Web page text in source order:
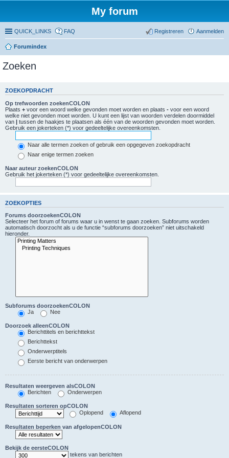
My forum
QUICK_LINKS FAQ Aanmelden
Registreren
Forumindex
Zoeken
ZOEKOPDRACHT
Op trefwoorden zoekenCOLON
Plaats + voor een woord welke gevonden moet worden en plaats - voor een woord
welke niet gevonden moet worden. U kunt een lijst van woorden verdelen doormiddel
van | tussen de haakjes te plaatsen als één van de woorden gevonden moet worden.
Gebruik een jokerteken (*) voor gedeeltelijke overeenkomsten.
Naar alle termen zoeken of gebruik een opgegeven zoekopdracht
Naar enige termen zoeken
Naar auteur zoekenCOLON
Gebruik het jokerteken (*) voor gedeeltelijke overeenkomsten.
ZOEKOPTIES
Forums doorzoekenCOLON
Selecteer het forum of forums waar u in wenst te gaan zoeken. Subforums worden
automatisch doorzocht als u de functie “subforums doorzoeken” niet uitschakeld
hieronder.
Subforums doorzoekenCOLON
Ja
Nee
Doorzoek alleenCOLON
Berichttitels en berichttekst
Berichttekst
Onderwerptitels
Eerste bericht van onderwerpen
Resultaten weergeven alsCOLON
Berichten
Onderwerpen
Resultaten sorteren opCOLON
Oplopend
Aflopend
Resultaten beperken van afgelopenCOLON
Bekijk de eersteCOLON
tekens van berichten